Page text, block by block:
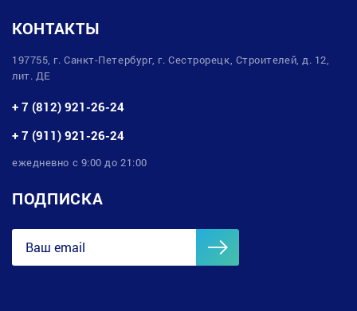
КОНТАКТЫ
197755, г. Санкт-Петербург, г. Сестрорецк, Строителей, д. 12,
лит. ДЕ
+ 7 (812) 921-26-24
+ 7 (911) 921-26-24
ежедневно с 9:00 до 21:00
ПОДПИСКА